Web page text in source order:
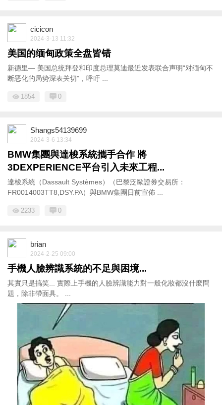
cicicon
2024-3-13 11:32
美国的缅甸政策全盘皆错
新德里— 美国总统拜登和印度总理莫迪最近发表联合声明“对缅甸不
断恶化的局势深表关切”，呼吁 ...
1854 0
Shangs54139699
2024-3-6 13:34
BMW集團與達梭系統攜手合作 將
3DEXPERIENCE平台引入未來工程...
達梭系統（Dassault Systèmes）（巴黎泛歐證券交易所：
FR0014003TT8,DSY.PA）與BMW集團日前宣佈 ...
2233 0
brian
2024-2-25 09:00
手機人臉辨識系統的不足與困境...
其實只是搞笑... 實際上手機的人臉辨識能力對一般化妝都沒什麼問
題，除非帶面具。 ...